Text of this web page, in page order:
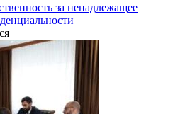
за ненадлежащее